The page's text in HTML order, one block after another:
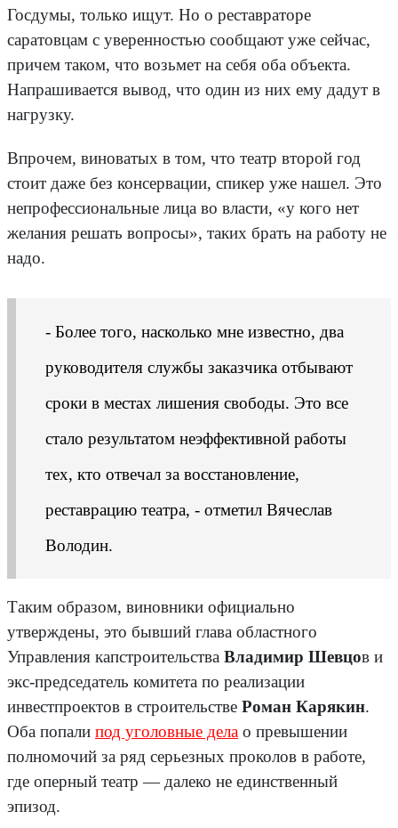
Госдумы, только ищут. Но о реставраторе
саратовцам с уверенностью сообщают уже сейчас,
причем таком, что возьмет на себя оба объекта.
Напрашивается вывод, что один из них ему дадут в
нагрузку.
Впрочем, виноватых в том, что театр второй год
стоит даже без консервации, спикер уже нашел. Это
непрофессиональные лица во власти, «у кого нет
желания решать вопросы», таких брать на работу не
надо.
- Более того, насколько мне известно, два
руководителя службы заказчика отбывают
сроки в местах лишения свободы. Это все
стало результатом неэффективной работы
тех, кто отвечал за восстановление,
реставрацию театра, - отметил Вячеслав
Володин.
Таким образом, виновники официально
утверждены, это бывший глава областного
Управления капстроительства Владимир Шевцов и
экс-председатель комитета по реализации
инвестпроектов в строительстве Роман Карякин.
Оба попали под уголовные дела о превышении
полномочий за ряд серьезных проколов в работе,
где оперный театр — далеко не единственный
эпизод.